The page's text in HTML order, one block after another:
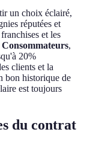
un choix éclairé,
réputées et
et les
,
20%
clients et la
bon historique de
est toujours
du contrat